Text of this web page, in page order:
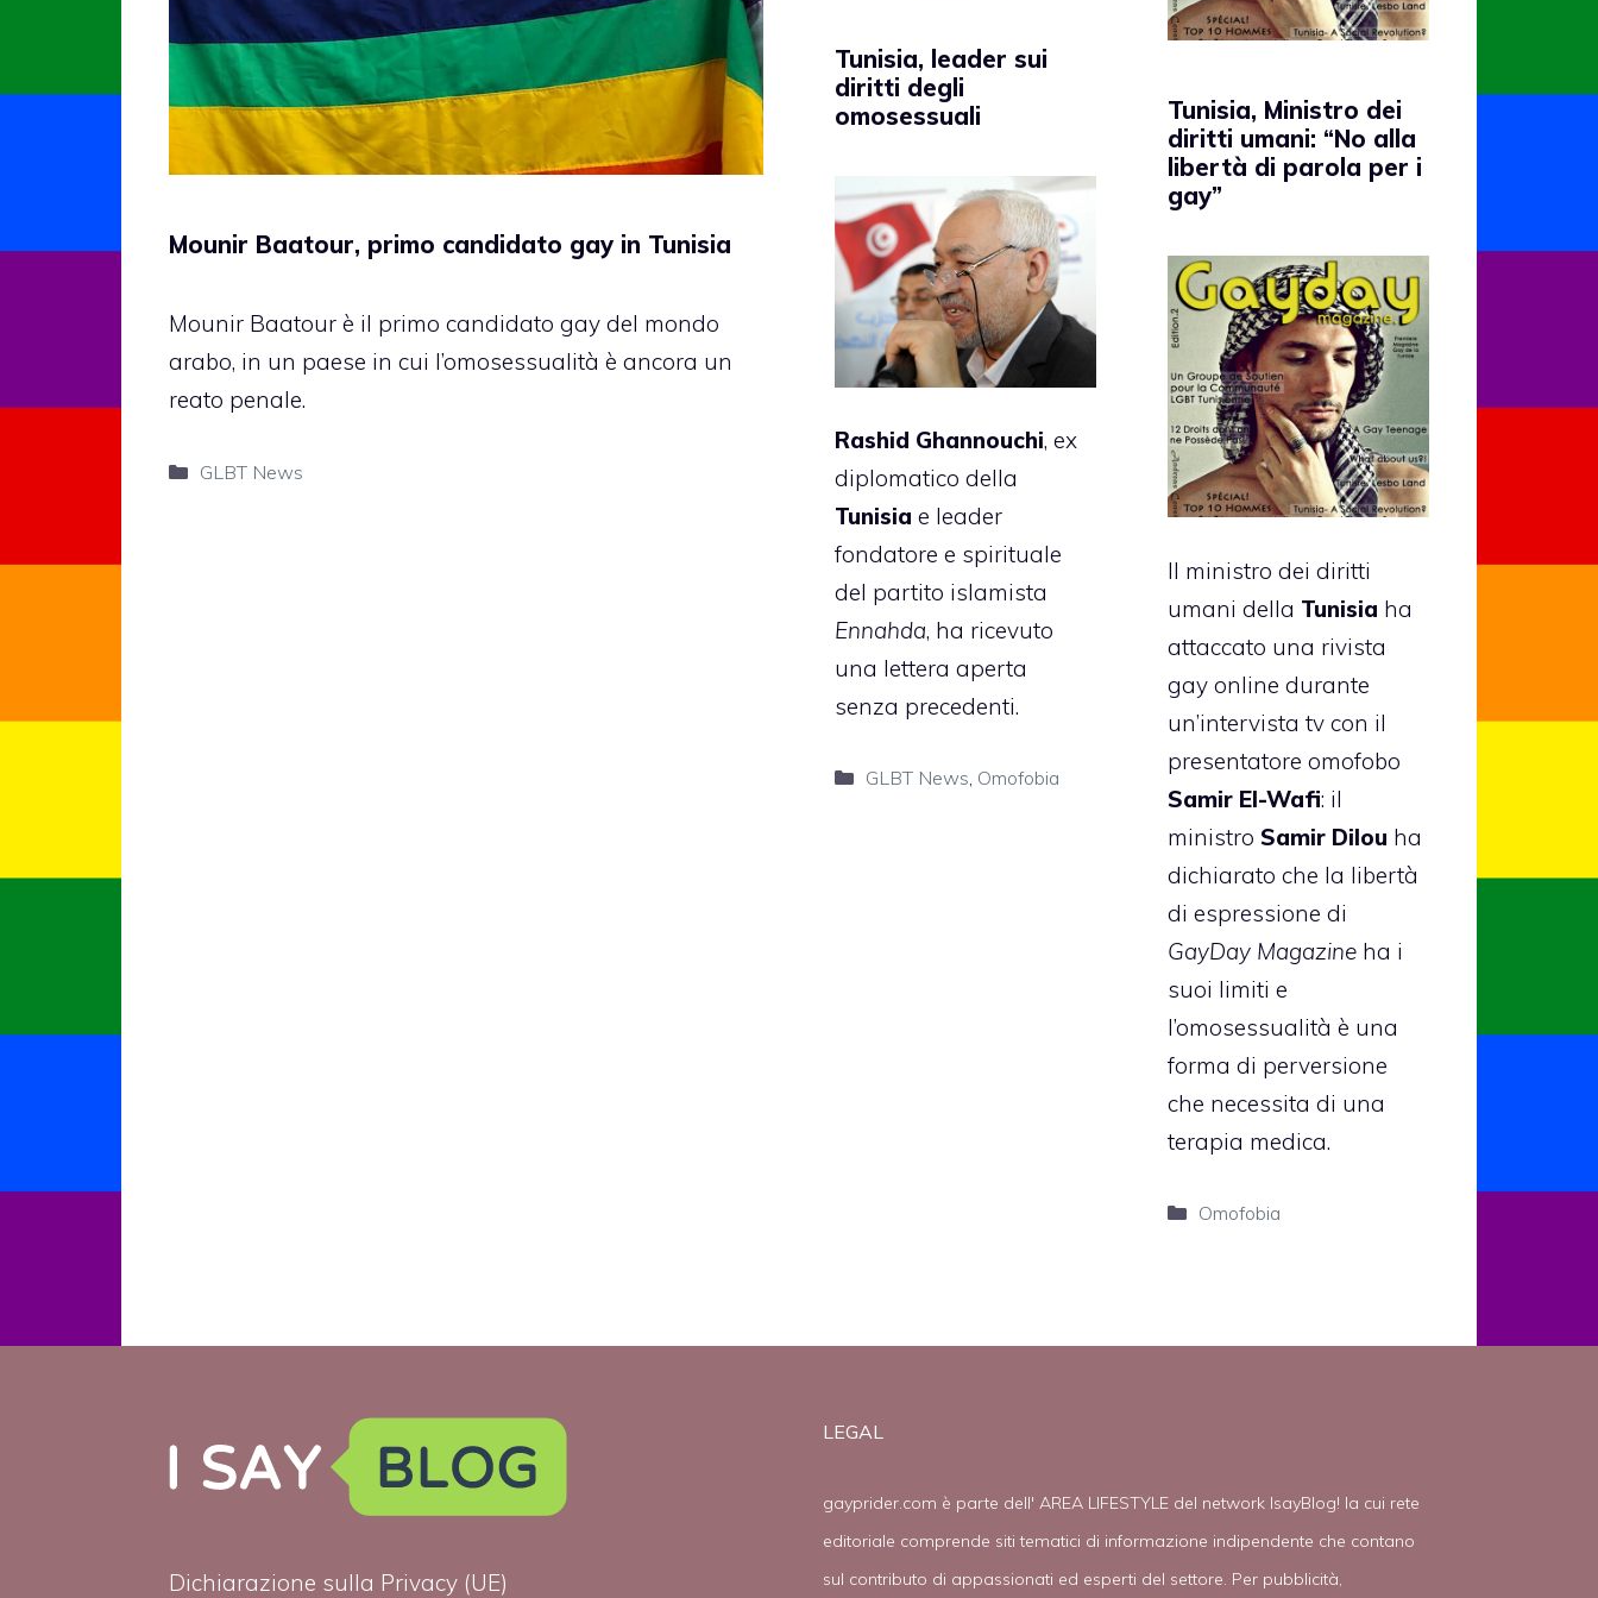
Mounir Baatour, primo candidato gay in Tunisia
Mounir Baatour è il primo candidato gay del mondo
arabo, in un paese in cui l’omosessualità è ancora un
reato penale.
Categorie
GLBT News
Tunisia, leader sui
diritti degli
omosessuali
Rashid Ghannouchi, ex
diplomatico della
Tunisia e leader
fondatore e spirituale
del partito islamista
Ennahda, ha ricevuto
una lettera aperta
senza precedenti.
Categorie
GLBT News, Omofobia
Tunisia, Ministro dei
diritti umani: “No alla
libertà di parola per i
gay”
Il ministro dei diritti
umani della Tunisia ha
attaccato una rivista
gay online durante
un’intervista tv con il
presentatore omofobo
Samir El-Wafi: il
ministro Samir Dilou ha
dichiarato che la libertà
di espressione di
GayDay Magazine ha i
suoi limiti e
l’omosessualità è una
forma di perversione
che necessita di una
terapia medica.
Categorie
Omofobia
Dichiarazione sulla Privacy (UE)
LEGAL
gayprider.com è parte dell' AREA LIFESTYLE del network IsayBlog! la cui rete
editoriale comprende siti tematici di informazione indipendente che contano
sul contributo di appassionati ed esperti del settore. Per pubblicità,